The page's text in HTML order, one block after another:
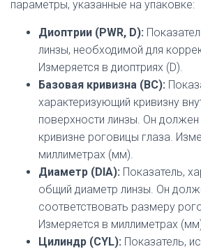
параметры, указанные на упаковке:
Диоптрии (PWR, D):
линзы, необходимой для
Измеряется в диоптриях (D).
Базовая кривизна (BC):
характеризующий кривизну
поверхности линзы. Он
кривизне роговицы глаза.
миллиметрах (мм).
Диаметр (DIA): Показатель,
общий диаметр линзы. Он
соответствовать размеру
Измеряется в миллиметрах
Цилиндр (CYL): Показатель,